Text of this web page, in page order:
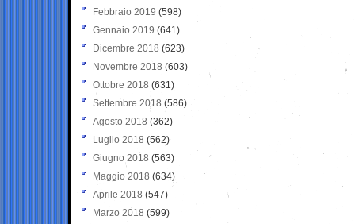
Febbraio 2019 (598)
Gennaio 2019 (641)
Dicembre 2018 (623)
Novembre 2018 (603)
Ottobre 2018 (631)
Settembre 2018 (586)
Agosto 2018 (362)
Luglio 2018 (562)
Giugno 2018 (563)
Maggio 2018 (634)
Aprile 2018 (547)
Marzo 2018 (599)